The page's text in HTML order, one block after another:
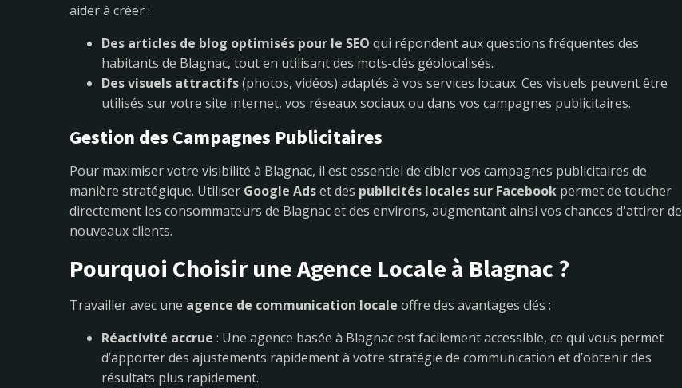
aider à créer :
Des articles de blog optimisés pour le SEO qui répondent aux questions fréquentes des
habitants de Blagnac, tout en utilisant des mots-clés géolocalisés.
Des visuels attractifs(photos, vidéos) adaptés à vos services locaux. Ces visuels peuvent être
utilisés sur votre site internet, vos réseaux sociaux ou dans vos campagnes publicitaires.
Gestion des Campagnes Publicitaires
Pour maximiser votre visibilité à Blagnac, il est essentiel de cibler vos campagnes publicitaires de
manière stratégique. Utiliser Google Adset des publicités locales sur Facebook permet de toucher
directement les consommateurs de Blagnac et des environs, augmentant ainsi vos chances d'attirer de
nouveaux clients.
Pourquoi Choisir une Agence Locale à Blagnac ?
Travailler avec une agence de communication locale offre des avantages clés :
Réactivité accrue : Une agence basée à Blagnac est facilement accessible, ce qui vous permet
d’apporter des ajustements rapidement à votre stratégie de communication et d’obtenir des
résultats plus rapidement.